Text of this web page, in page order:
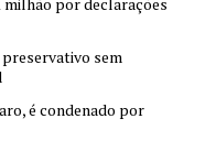
sem
é condenado por